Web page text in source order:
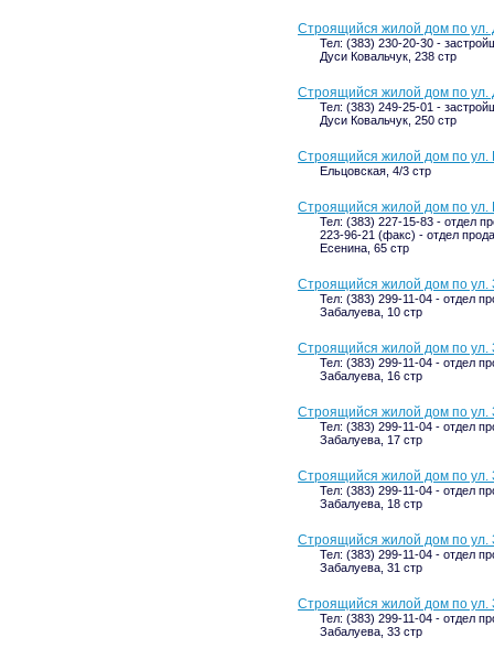
Строящийся жилой дом по ул.
Тел: (383) 230-20-30 -
Дуси Ковальчук, 238 стр
Строящийся жилой дом по ул.
Тел: (383) 249-25-01 -
Дуси Ковальчук, 250 стр
Строящийся жилой дом по ул.
Ельцовская, 4/3 стр
Строящийся жилой дом по ул.
Тел: (383) 227-15-83 - отдел
223-96-21 (факс) - отдел
Есенина, 65 стр
Строящийся жилой дом по ул.
Тел: (383) 299-11-04 - отдел
Забалуева, 10 стр
Строящийся жилой дом по ул.
Тел: (383) 299-11-04 - отдел
Забалуева, 16 стр
Строящийся жилой дом по ул.
Тел: (383) 299-11-04 - отдел
Забалуева, 17 стр
Строящийся жилой дом по ул.
Тел: (383) 299-11-04 - отдел
Забалуева, 18 стр
Строящийся жилой дом по ул.
Тел: (383) 299-11-04 - отдел
Забалуева, 31 стр
Строящийся жилой дом по ул.
Тел: (383) 299-11-04 - отдел
Забалуева, 33 стр